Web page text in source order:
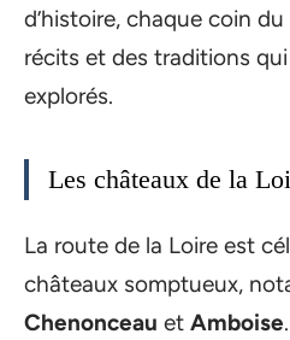
d’histoire, chaque coin
récits et des traditions
explorés.
Les châteaux de la
La route de la Loire est
châteaux somptueux,
Chenonceau et Amboise